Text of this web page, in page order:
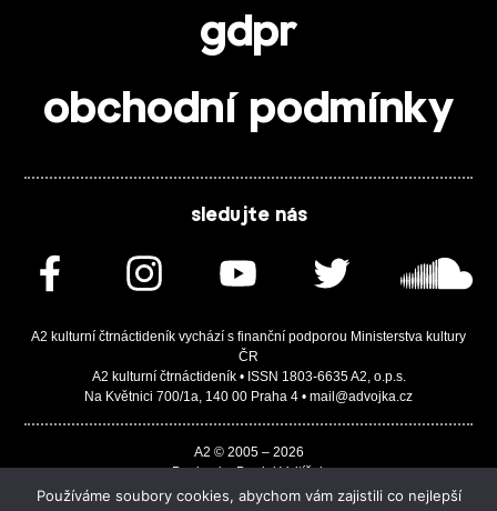
gdpr
obchodní podmínky
sledujte nás
A2 kulturní čtrnáctideník vychází s finanční podporou Ministerstva kultury
ČR
A2 kulturní čtrnáctideník • ISSN 1803-6635 A2, o.p.s.
Na Květnici 700/1a, 140 00 Praha 4 • mail@advojka.cz
A2 © 2005 – 2026
Design by Daniel Vojtíšek
Built by JASA-IT & ChSoft
Používáme soubory cookies, abychom vám zajistili co nejlepší